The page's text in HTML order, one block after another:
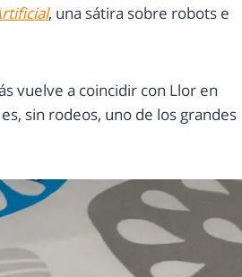
, una sátira sobre robots e
vuelve a coincidir con Llor en
sin rodeos, uno de los grandes